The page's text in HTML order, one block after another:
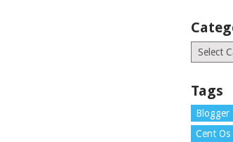
Tags
Blogger
Cent Os